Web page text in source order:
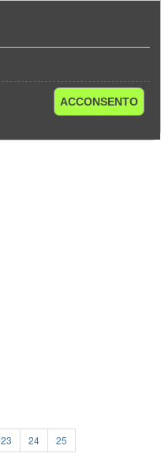
ACCONSENTO
23 24
25